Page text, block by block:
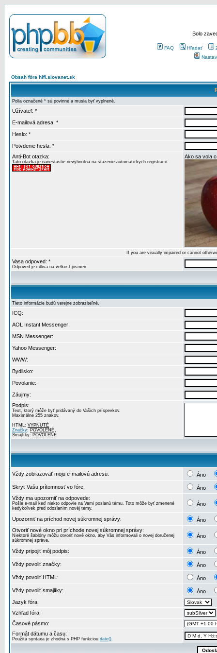
Bolo
FAQ Hľadať
Obsah fóra hifi.slovanet.sk
Polia označené * sú povinné a musia byť vyplnené.
Užívateľ: *
E-mailová adresa: *
Heslo: *
Potvdenie hesla: *
Anti-Bot otazka:
Tato otazka je nanestastie nevyhnutna na stazenie automatickych registracii.
Ako sa vola
If you are visually impaired or cannot
Vasa odpoved: *
Odpoved je citliva na velkost pismen.
Tieto informácie budú verejne zobraziteľné.
ICQ:
AOL Instant Messenger:
MSN Messenger:
Yahoo Messenger:
WWW:
Bydlisko:
Povolanie:
Záujmy:
Podpis:
Text, ktorý môže byť pridávaný do Vašich príspevkov.
Maximálne 255 znakov.
HTML: VYPNUTÉ
Značky: POVOLENÉ
Smajlíky: POVOLENÉ
Vždy zobrazovať moju e-mailovú adresu: Áno
Skryť Vašu prítomnosť vo fóre:
Áno
Vždy ma upozorniť na odpovede:
Pošle e-mail keď niekto odpovie na Vami poslanú tému. Toto môže byť zmenené
kedykoľvek pred odoslaním novéj témy.
Áno
Upozorniť na príchod novej súkromnej správy:
Áno
Otvoriť nové okno pri príchode novej súkromnej správy:
Niektoré šablóny môžu otvoriť nové okno, aby Vás informovali o novej doručenej
súkromnej správe.
Áno
Vždy pripojiť môj podpis: Áno
Vždy povoliť značky: Áno
Vždy povoliť HTML: Áno
Vždy povoliť smajlíky:
Áno
Jazyk fóra:
Vzhľad fóra:
Časové pásmo:
Formát dátumu a času:
Použitá syntaxa je zhodná s PHP funkciou date().